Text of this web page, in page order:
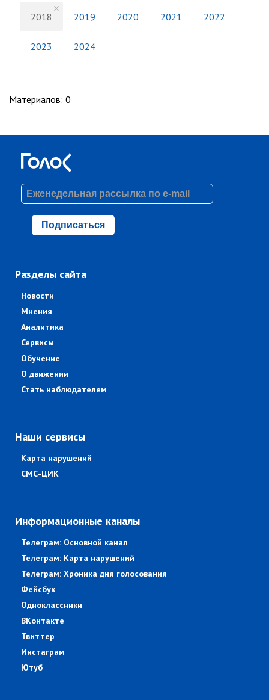
2018 2019 2020 2021 2022
2023 2024
Материалов: 0
Подписаться
Разделы сайта
Новости
Мнения
Аналитика
Сервисы
Обучение
О движении
Стать наблюдателем
Наши сервисы
Карта нарушений
СМС-ЦИК
Информационные каналы
Телеграм: Основной канал
Телеграм: Карта нарушений
Телеграм: Хроника дня голосования
Фейсбук
Одноклассники
ВКонтакте
Твиттер
Инстаграм
Ютуб